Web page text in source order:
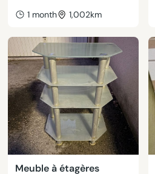
1 month 1,002km
Meuble à étagères